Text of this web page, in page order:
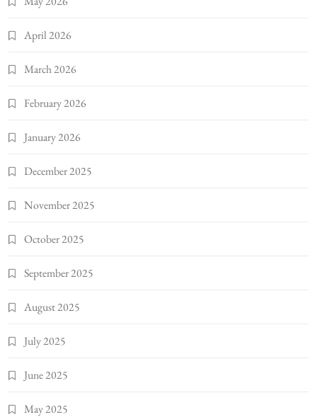
April 2026
March 2026
February 2026
January 2026
December 2025
November 2025
October 2025
September 2025
August 2025
July 2025
June 2025
May 2025